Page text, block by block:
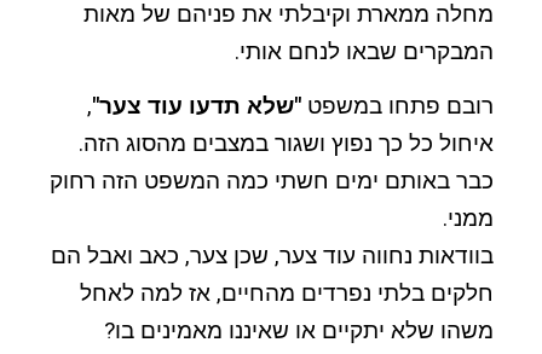
מחלה ממארת וקיבלתי את פניהם של מאות
המבקרים שבאו לנחם אותי.
רובם פתחו במשפט "שלא תדעו עוד צער",
איחול כל כך נפוץ ושגור במצבים מהסוג הזה.
כבר באותם ימים חשתי כמה המשפט הזה רחוק
ממני.
בוודאות נחווה עוד צער, שכן צער, כאב ואבל הם
חלקים בלתי נפרדים מהחיים, אז למה לאחל
משהו שלא יתקיים או שאיננו מאמינים בו?